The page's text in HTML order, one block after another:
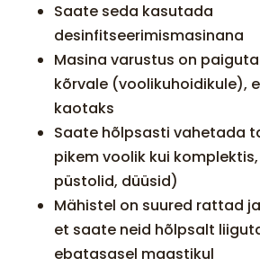
Saate seda kasutada
desinfitseerimismasinana
Masina varustus on
kõrvale (voolikuhoidikule),
kaotaks
Saate hõlpsasti vahetada
pikem voolik kui
püstolid, düüsid)
Mähistel on suured rattad
et saate neid hõlpsalt
ebatasasel maastikul